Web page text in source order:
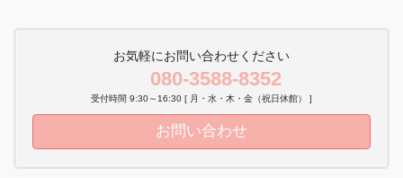
お気軽にお問い合わせください
080-3588-8352
受付時間 9:30～16:30 [ 月・水・木・金（祝日休館） ]
お問い合わせ